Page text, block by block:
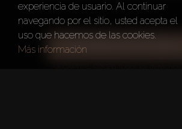
TODOS LOS FILTROS
experiencia de usuario. Al continuar
navegando por el sitio, usted acepta el
uso que hacemos de las cookies.
Más información